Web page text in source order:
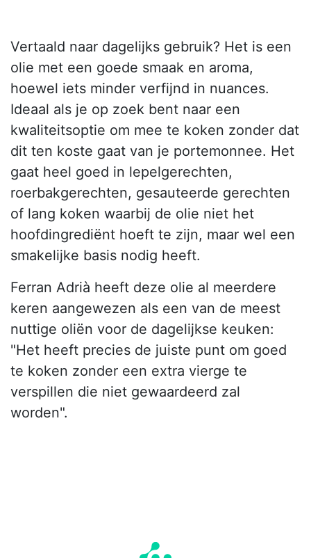
Vertaald naar dagelijks gebruik? Het is een
olie met een goede smaak en aroma,
hoewel iets minder verfijnd in nuances.
Ideaal als je op zoek bent naar een
kwaliteitsoptie om mee te koken zonder dat
dit ten koste gaat van je portemonnee. Het
gaat heel goed in lepelgerechten,
roerbakgerechten, gesauteerde gerechten
of lang koken waarbij de olie niet het
hoofdingrediënt hoeft te zijn, maar wel een
smakelijke basis nodig heeft.
Ferran Adrià heeft deze olie al meerdere
keren aangewezen als een van de meest
nuttige oliën voor de dagelijkse keuken:
"Het heeft precies de juiste punt om goed
te koken zonder een extra vierge te
verspillen die niet gewaardeerd zal
worden".